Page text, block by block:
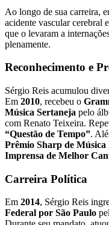
Ao longo de sua carreira,
acidente vascular cerebral
que o levaram a
plenamente.
Reconhecimento e
Sérgio Reis acumulou
Em 2010, recebeu o
Música Sertaneja pelo
com Renato Teixeira.
“Questão de Tempo”.
Prêmio Sharp de Música
Imprensa de Melhor
Carreira Política
Em 2014, Sérgio Reis
Federal por São Paulo